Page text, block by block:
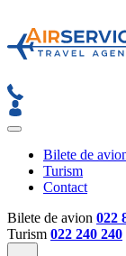
Bilete de
Turism
Contact
Bilete de avion 022
Turism 022 240 240